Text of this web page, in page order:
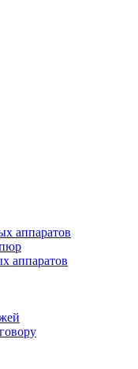
аппаратов
аппаратов